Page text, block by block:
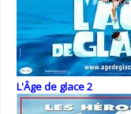
L'Âge de glace 2